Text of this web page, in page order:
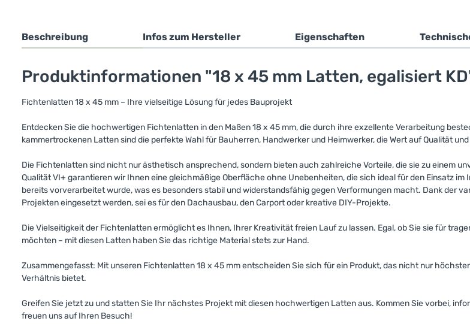
Beschreibung Infos zum Hersteller Eigenschaften
Produktinformationen "18 x 45 mm Latten, egalisiert
Fichtenlatten 18 x 45 mm – Ihre vielseitige Lösung für jedes Bauprojekt
Entdecken Sie die hochwertigen Fichtenlatten in den Maßen 18 x 45 mm, die durch ihre exzellente Verarbeitung
kammertrockenen Latten sind die perfekte Wahl für Bauherren, Handwerker und Heimwerker, die Wert auf Qualität
Die Fichtenlatten sind nicht nur ästhetisch ansprechend, sondern bieten auch zahlreiche Vorteile, die sie zu einem
Qualität VI+ garantieren wir Ihnen eine gleichmäßige Oberfläche ohne Unebenheiten, die sich ideal für den Einsatz
bereits vorverarbeitet wurde, was es besonders stabil und widerstandsfähig gegen Verformungen macht. Dank der
Projekten eingesetzt werden, sei es für den Dachausbau, den Carport oder kreative DIY-Projekte.
Die Vielseitigkeit der Fichtenlatten ermöglicht es Ihnen, Ihrer Kreativität freien Lauf zu lassen. Egal, ob Sie sie für
möchten – mit diesen Latten haben Sie das richtige Material stets zur Hand.
Zusammengefasst: Mit unseren Fichtenlatten 18 x 45 mm entscheiden Sie sich für ein Produkt, das nicht nur
Verhältnis bietet.
Greifen Sie jetzt zu und statten Sie Ihr nächstes Projekt mit diesen hochwertigen Latten aus. Kommen Sie vorbei,
freuen uns auf Ihren Besuch!